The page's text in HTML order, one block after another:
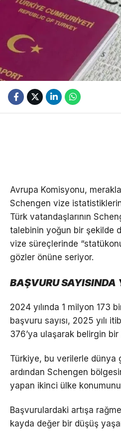
Avrupa Komisyonu,
Schengen vize
Türk vatandaşlarının
talebinin yoğun bir şekilde
vize süreçlerinde
gözler önüne seriyor.
BAŞVURU SAYISINDA
2024 yılında 1 milyon 173
başvuru sayısı, 2025 yılı
376’ya ulaşarak belirgin
Türkiye, bu verilerle dünya
ardından Schengen
yapan ikinci ülke
Başvurulardaki artışa
kayda değer bir düşüş